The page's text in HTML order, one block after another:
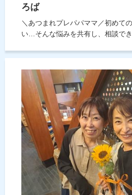
ろば
＼あつまれプレパパママ／初めて
い…そんな悩みを共有し、相談でき